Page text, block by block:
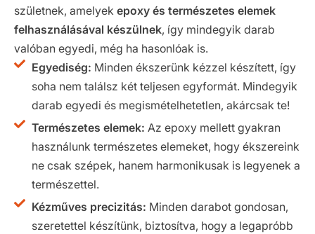
születnek, amelyek epoxy és természetes elemek
felhasználásával készülnek, így mindegyik darab
valóban egyedi, még ha hasonlóak is.
Egyediség: Minden ékszerünk kézzel készített, így
soha nem találsz két teljesen egyformát. Mindegyik
darab egyedi és megismételhetetlen, akárcsak te!
Természetes elemek: Az epoxy mellett gyakran
használunk természetes elemeket, hogy ékszereink
ne csak szépek, hanem harmonikusak is legyenek a
természettel.
Kézműves precizitás: Minden darabot gondosan,
szeretettel készítünk, biztosítva, hogy a legapróbb